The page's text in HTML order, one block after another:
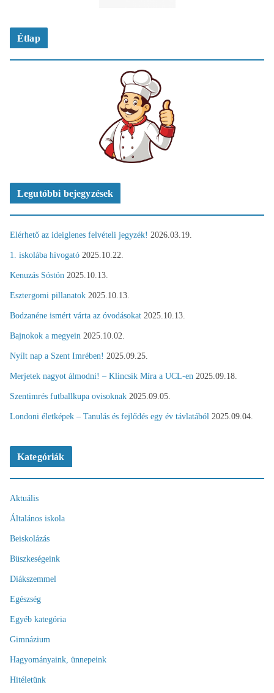
Étlap
Legutóbbi bejegyzések
Elérhető az ideiglenes felvételi jegyzék! 2026.03.19.
1. iskolába hívogató 2025.10.22.
Kenuzás Sóstón 2025.10.13.
Esztergomi pillanatok 2025.10.13.
Bodzanéne ismért várta az óvodásokat 2025.10.13.
Bajnokok a megyein 2025.10.02.
Nyílt nap a Szent Imrében! 2025.09.25.
Merjetek nagyot álmodni! – Klincsik Míra a UCL-en 2025.09.18.
Szentimrés futballkupa ovisoknak 2025.09.05.
Londoni életképek – Tanulás és fejlődés egy év távlatából 2025.09.04.
Kategóriák
Aktuális
Általános iskola
Beiskolázás
Büszkeségeink
Diákszemmel
Egészség
Egyéb kategória
Gimnázium
Hagyományaink, ünnepeink
Hitéletünk